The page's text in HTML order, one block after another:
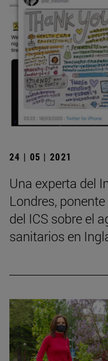
24 | 05 | 2021
Una experta del
Londres,
del ICS sobre el
sanitarios en